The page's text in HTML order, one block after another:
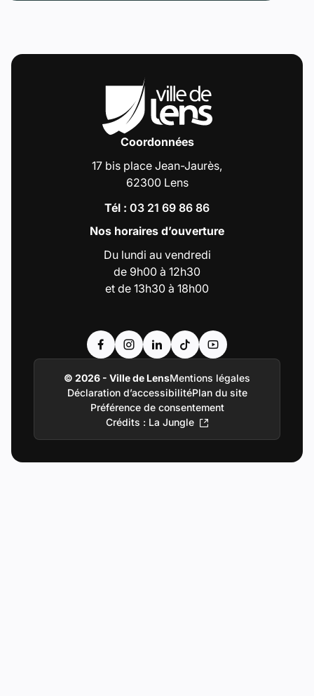
Coordonnées
17 bis place Jean-Jaurès,
62300 Lens
Tél : 03 21 69 86 86
Nos horaires d’ouverture
Du lundi au vendredi
de 9h00 à 12h30
et de 13h30 à 18h00
Accéder au compte : Facebook (Lien
Accéder au compte : Instagram (Lien
Accéder au compte : Linkedin
Accéder au compte :
Accéder au compte :
© 2026 - Ville de LensMentions légales
Déclaration d’accessibilitéPlan du site
Préférence de consentement
Crédits : La Jungle